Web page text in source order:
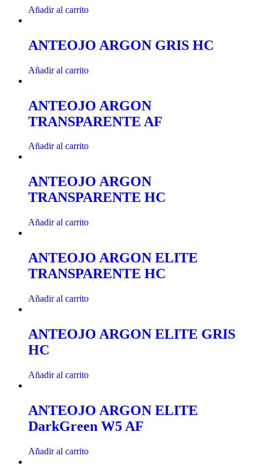
Añadir al carrito
ANTEOJO ARGON GRIS HC
Añadir al carrito
ANTEOJO ARGON
TRANSPARENTE AF
Añadir al carrito
ANTEOJO ARGON
TRANSPARENTE HC
Añadir al carrito
ANTEOJO ARGON ELITE
TRANSPARENTE HC
Añadir al carrito
ANTEOJO ARGON ELITE GRIS
HC
Añadir al carrito
ANTEOJO ARGON ELITE
DarkGreen W5 AF
Añadir al carrito